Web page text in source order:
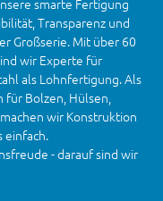
smarte Fertigung
Transparenz und
Großserie. Mit über 60
wir Experte für
als Lohnfertigung. Als
Bolzen, Hülsen,
wir Konstruktion
einfach.
- darauf sind wir